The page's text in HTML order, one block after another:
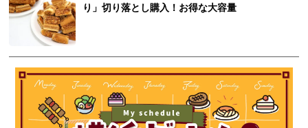
り」切り落とし購入！お得な大容量